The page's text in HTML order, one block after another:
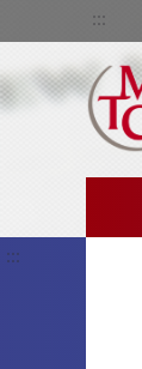
:::
:::